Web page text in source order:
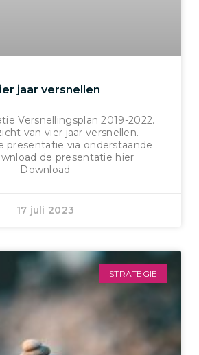
jaar versnellen
Versnellingsplan 2019-2022.
van vier jaar versnellen.
presentatie via onderstaande
de presentatie hier
Download
17 juli 2023
STRATEGIE